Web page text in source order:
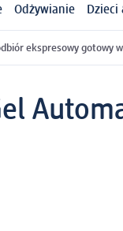
Odżywianie Dzieci
ekspresowy gotowy